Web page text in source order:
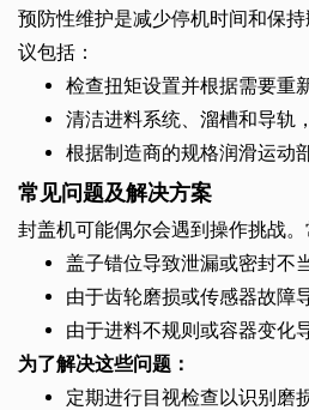
预防性维护是减少停机时间和保
议包括：
检查扭矩设置并根据需要重
清洁进料系统、溜槽和导轨
根据制造商的规格润滑运动
常见问题及解决方案
封盖机可能偶尔会遇到操作挑战。
盖子错位导致泄漏或密封不
由于齿轮磨损或传感器故障
由于进料不规则或容器变化
为了解决这些问题：
定期进行目视检查以识别磨